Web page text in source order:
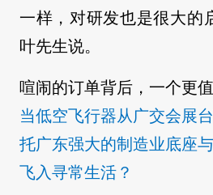
一样，对研发也是很大的
叶先生说。
喧闹的订单背后，一个更
当低空飞行器从广交会展
托广东强大的制造业底座
飞入寻常生活？